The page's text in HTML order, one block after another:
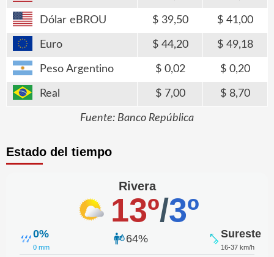
Dólar eBROU 39,50 41,00
Euro 44,20 49,18
Peso Argentino 0,02 0,20
Real 7,00 8,70
Fuente: Banco República
Estado del tiempo
Rivera
13º/3º
0%
0 mm
64% Sureste
16-37 km/h